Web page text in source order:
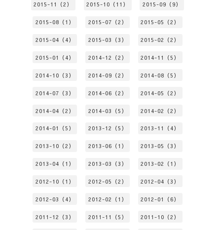
2015-11（2） 2015-10（11） 2015-09（9）
2015-08（1） 2015-07（2） 2015-05（2）
2015-04（4） 2015-03（3） 2015-02（2）
2015-01（4） 2014-12（2） 2014-11（5）
2014-10（3） 2014-09（2） 2014-08（5）
2014-07（3） 2014-06（2） 2014-05（2）
2014-04（2） 2014-03（5） 2014-02（2）
2014-01（5） 2013-12（5） 2013-11（4）
2013-10（2） 2013-06（1） 2013-05（3）
2013-04（1） 2013-03（3） 2013-02（1）
2012-10（1） 2012-05（2） 2012-04（3）
2012-03（4） 2012-02（1） 2012-01（6）
2011-12（3） 2011-11（5） 2011-10（2）